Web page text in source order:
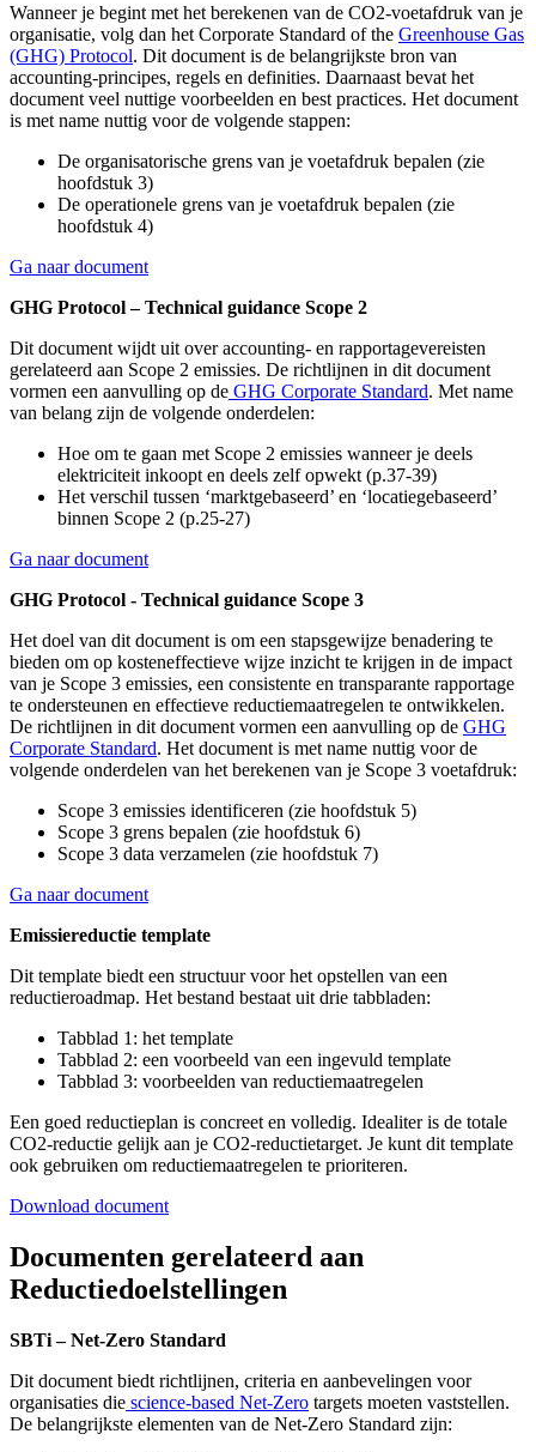
Wanneer je begint met het berekenen van de CO2-voetafdruk van je
organisatie, volg dan het Corporate Standard of the Greenhouse Gas
(GHG) Protocol. Dit document is de belangrijkste bron van
accounting-principes, regels en definities. Daarnaast bevat het
document veel nuttige voorbeelden en best practices. Het document
is met name nuttig voor de volgende stappen:
De organisatorische grens van je voetafdruk bepalen (zie
hoofdstuk 3)
De operationele grens van je voetafdruk bepalen (zie
hoofdstuk 4)
Ga naar document
GHG Protocol – Technical guidance Scope 2
Dit document wijdt uit over accounting- en rapportagevereisten
gerelateerd aan Scope 2 emissies. De richtlijnen in dit document
vormen een aanvulling op de GHG Corporate Standard. Met name
van belang zijn de volgende onderdelen:
Hoe om te gaan met Scope 2 emissies wanneer je deels
elektriciteit inkoopt en deels zelf opwekt (p.37-39)
Het verschil tussen ‘marktgebaseerd’ en ‘locatiegebaseerd’
binnen Scope 2 (p.25-27)
Ga naar document
GHG Protocol - Technical guidance Scope 3
Het doel van dit document is om een stapsgewijze benadering te
bieden om op kosteneffectieve wijze inzicht te krijgen in de impact
van je Scope 3 emissies, een consistente en transparante rapportage
te ondersteunen en effectieve reductiemaatregelen te ontwikkelen.
De richtlijnen in dit document vormen een aanvulling op de GHG
Corporate Standard. Het document is met name nuttig voor de
volgende onderdelen van het berekenen van je Scope 3 voetafdruk:
Scope 3 emissies identificeren (zie hoofdstuk 5)
Scope 3 grens bepalen (zie hoofdstuk 6)
Scope 3 data verzamelen (zie hoofdstuk 7)
Ga naar document
Emissiereductie template
Dit template biedt een structuur voor het opstellen van een
reductieroadmap. Het bestand bestaat uit drie tabbladen:
Tabblad 1: het template
Tabblad 2: een voorbeeld van een ingevuld template
Tabblad 3: voorbeelden van reductiemaatregelen
Een goed reductieplan is concreet en volledig. Idealiter is de totale
CO2-reductie gelijk aan je CO2-reductietarget. Je kunt dit template
ook gebruiken om reductiemaatregelen te prioriteren.
Download document
Documenten gerelateerd aan
Reductiedoelstellingen
SBTi – Net-Zero Standard
Dit document biedt richtlijnen, criteria en aanbevelingen voor
organisaties die science-based Net-Zero targets moeten vaststellen.
De belangrijkste elementen van de Net-Zero Standard zijn: